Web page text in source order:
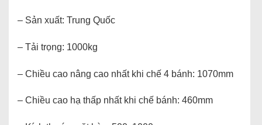
– Sản xuất: Trung Quốc
– Tải trọng: 1000kg
– Chiều cao nâng cao nhất khi chế 4 bánh: 1070mm
– Chiều cao hạ thấp nhất khi chế bánh: 460mm